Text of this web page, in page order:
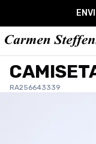
RA256643339